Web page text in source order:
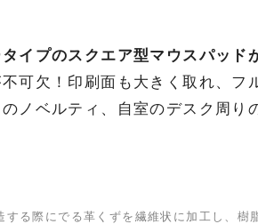
イプのスクエア型マウスパッド
可欠！印刷面も大きく取れ、フ
ノベルティ、自室のデスク周り
る際にでる革くずを繊維状に加工し、樹